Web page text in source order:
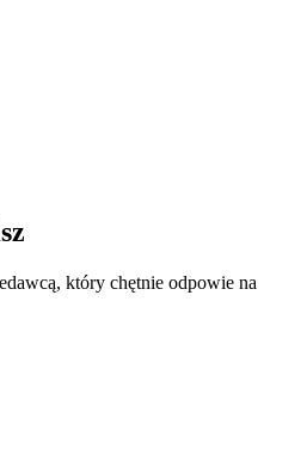
który chętnie odpowie na